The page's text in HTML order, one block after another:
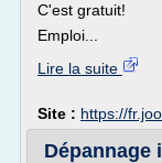
C'est gratuit!
Emploi...
Lire la suite
Site : https://
Dépannage